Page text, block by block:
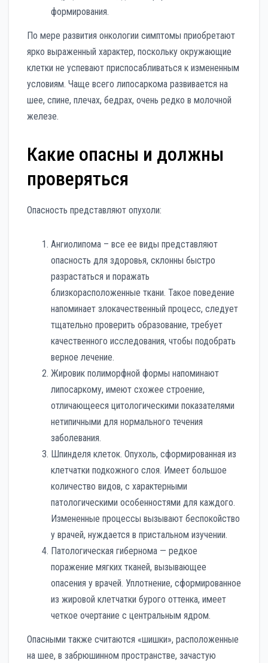
формирования.
По мере развития онкологии симптомы приобретают
ярко выраженный характер, поскольку окружающие
клетки не успевают приспосабливаться к измененным
условиям. Чаще всего липосаркома развивается на
шее, спине, плечах, бедрах, очень редко в молочной
железе.
Какие опасны и должны
проверяться
Опасность представляют опухоли:
Ангиолипома – все ее виды представляют
опасность для здоровья, склонны быстро
разрастаться и поражать
близкорасположенные ткани. Такое поведение
напоминает злокачественный процесс, следует
тщательно проверить образование, требует
качественного исследования, чтобы подобрать
верное лечение.
Жировик полиморфной формы напоминают
липосаркому, имеют схожее строение,
отличающееся цитологическими показателями
нетипичными для нормального течения
заболевания.
Шпинделя клеток. Опухоль, сформированная из
клетчатки подкожного слоя. Имеет большое
количество видов, с характерными
патологическими особенностями для каждого.
Измененные процессы вызывают беспокойство
у врачей, нуждается в пристальном изучении.
Патологическая гибернома — редкое
поражение мягких тканей, вызывающее
опасения у врачей. Уплотнение, сформированное
из жировой клетчатки бурого оттенка, имеет
четкое очертание с центральным ядром.
Опасными также считаются «шишки», расположенные
на шее, в забрюшинном пространстве, зачастую